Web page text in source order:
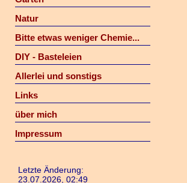
Natur
Bitte etwas weniger Chemie...
DIY - Basteleien
Allerlei und sonstigs
Links
über mich
Impressum
Letzte Änderung:
23.07.2026, 02:49